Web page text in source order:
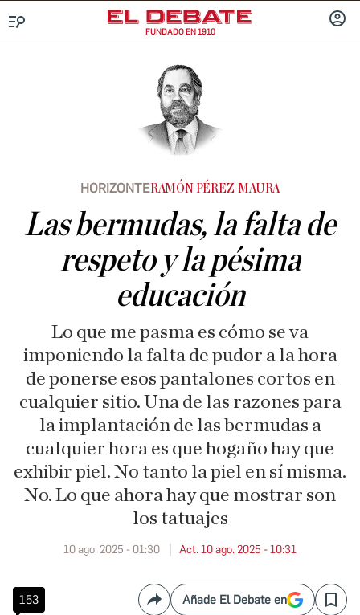
FUNDADO EN 1910
HORIZONTERAMÓN PÉREZ-MAURA
Las bermudas, la falta de
respeto y la pésima
educación
Lo que me pasma es cómo se va
imponiendo la falta de pudor a la hora
de ponerse esos pantalones cortos en
cualquier sitio. Una de las razones para
la implantación de las bermudas a
cualquier hora es que hogaño hay que
exhibir piel. No tanto la piel en sí misma.
No. Lo que ahora hay que mostrar son
los tatuajes
10 ago. 2025 - 01:30 Act. 10 ago. 2025 - 10:31
153 CompartirAñade El Debate en Save